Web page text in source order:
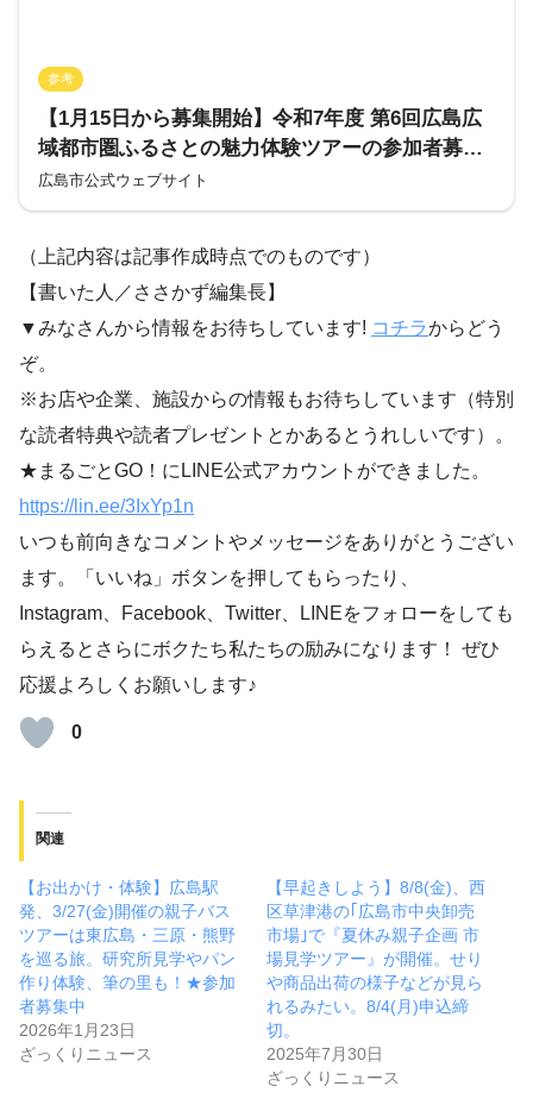
参考
【1月15日から募集開始】令和7年度 第6回広島広
域都市圏ふるさとの魅力体験ツアーの参加者募
集！｜広島市公式ウェブサイト
広島市公式ウェブサイト
（上記内容は記事作成時点でのものです）
【書いた人／ささかず編集長】
▼みなさんから情報をお待ちしています! コチラからどう
ぞ。
※お店や企業、施設からの情報もお待ちしています（特別
な読者特典や読者プレゼントとかあるとうれしいです）。
★まるごとGO！にLINE公式アカウントができました。
https://lin.ee/3IxYp1n
いつも前向きなコメントやメッセージをありがとうござい
ます。「いいね」ボタンを押してもらったり、
Instagram、Facebook、Twitter、LINEをフォローをしても
らえるとさらにボクたち私たちの励みになります！ ぜひ
応援よろしくお願いします♪
0
関連
【お出かけ・体験】広島駅
発、3/27(金)開催の親子バス
ツアーは東広島・三原・熊野
を巡る旅。研究所見学やパン
作り体験、筆の里も！★参加
者募集中
2026年1月23日
ざっくりニュース
【早起きしよう】8/8(金)、西
区草津港の｢広島市中央卸売
市場｣で『夏休み親子企画 市
場見学ツアー』が開催。せり
や商品出荷の様子などが見ら
れるみたい。8/4(月)申込締
切。
2025年7月30日
ざっくりニュース